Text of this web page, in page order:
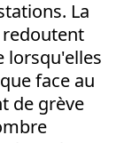
La
lorsqu'elles
face au
de grève